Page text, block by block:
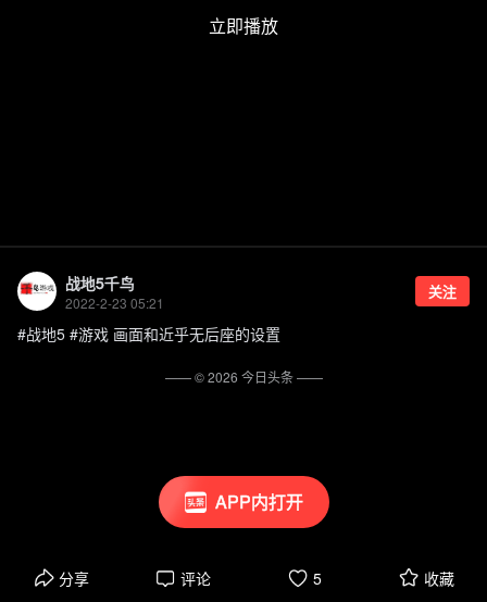
APP内打开
战地5千鸟
2022-2-23 05:21
关注
#战地5 #游戏 画面和近乎无后座的设置
分享 评论 5 收藏
—— ©2026 今日头条——